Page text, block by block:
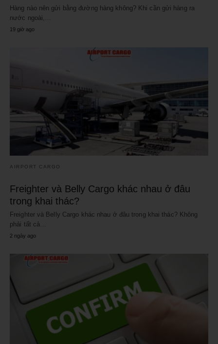
Hàng nào nên gửi bằng đường hàng không? Khi cần gửi hàng ra
nước ngoài,…
19 giờ ago
AIRPORT CARGO
Freighter và Belly Cargo khác nhau ở đâu
trong khai thác?
Freighter và Belly Cargo khác nhau ở đâu trong khai thác? Không
phải tất cả…
2 ngày ago